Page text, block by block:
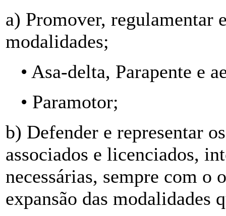
a) Promover, regulamentar
modalidades;
• Asa-delta, Parapente e
• Paramotor;
b) Defender e representar
associados e licenciados,
necessárias, sempre com o
expansão das modalidades